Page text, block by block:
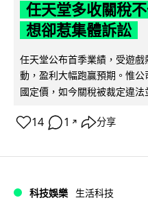
任天堂多收關稅
想卻惹集體訴訟
任天堂公布首季業績，受遊
動，盈利大幅跑贏預期。惟
國定價，如今關稅被裁定違法
14 1 ↗ 分享
科技娛樂 生活科技